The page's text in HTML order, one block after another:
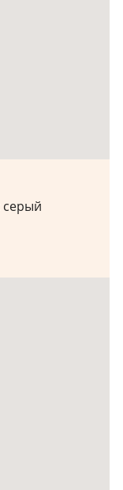
серый